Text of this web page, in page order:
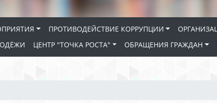
ПРОТИВОДЕЙСТВИЕ КОРРУПЦИИ
ЦЕНТР "ТОЧКА РОСТА" ОБРАЩЕНИЯ ГРАЖДАН